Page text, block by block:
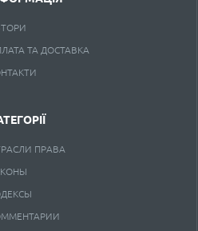
ТА ДОСТАВКА
ПРАВА